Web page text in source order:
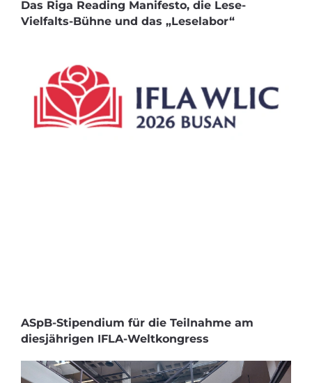
Das Riga Reading Manifesto, die Lese-
Vielfalts-Bühne und das „Leselabor“
ASpB-Stipendium für die Teilnahme am
diesjährigen IFLA-Weltkongress